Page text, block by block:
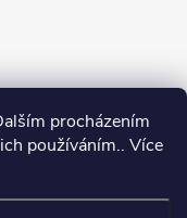
procházením
používáním.. Více
vyhrazena.Upravit